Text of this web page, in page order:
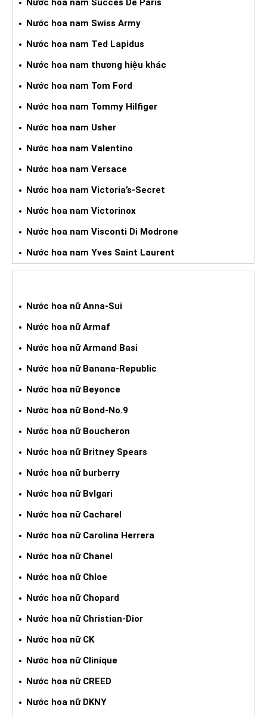
Nước hoa nam Succes De Paris
Nước hoa nam Swiss Army
Nước hoa nam Ted Lapidus
Nước hoa nam thương hiệu khác
Nước hoa nam Tom Ford
Nước hoa nam Tommy Hilfiger
Nước hoa nam Usher
Nước hoa nam Valentino
Nước hoa nam Versace
Nước hoa nam Victoria’s-Secret
Nước hoa nam Victorinox
Nước hoa nam Visconti Di Modrone
Nước hoa nam Yves Saint Laurent
Nước hoa nữ Anna-Sui
Nước hoa nữ Armaf
Nước hoa nữ Armand Basi
Nước hoa nữ Banana-Republic
Nước hoa nữ Beyonce
Nước hoa nữ Bond-No.9
Nước hoa nữ Boucheron
Nước hoa nữ Britney Spears
Nước hoa nữ burberry
Nước hoa nữ Bvlgari
Nước hoa nữ Cacharel
Nước hoa nữ Carolina Herrera
Nước hoa nữ Chanel
Nước hoa nữ Chloe
Nước hoa nữ Chopard
Nước hoa nữ Christian-Dior
Nước hoa nữ CK
Nước hoa nữ Clinique
Nước hoa nữ CREED
Nước hoa nữ DKNY